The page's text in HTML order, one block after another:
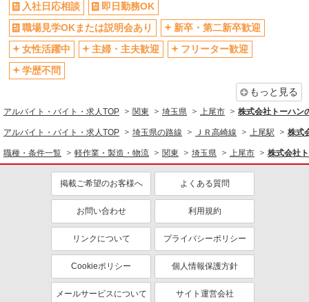
埼玉県上尾市／最寄駅：丸山（埼玉県）駅、沼
南駅 ◆マイカー通勤OK！ ≪車通勤可≫ ◆敷
地内に無料駐車場あり◎
キープ 詳細を見る
派遣社員
パーソルテンプスタッフ株式会社 フィールドワーク東日本CC/26-
0603809
カ★機械の洗浄・整備サポート
時給1500円
埼玉県上尾市／最寄駅：丸山（埼玉県）駅、沼
南駅 ◆マイカー通勤OK！ ≪車通勤可≫ ◆敷
地内に無料駐車場あり◎
キープ 詳細を見る
パーソルフィールドスタッフ株式会社 千葉・埼玉コーディネートセ
食品包装フィルム加工機の製造作業
同じ特徴から求人を探す
ボーナス・賞与あり
交通費支給
社会保険あり
入社日応相談
即日勤務OK
職場見学OKまたは説明会あり
新卒・第二新卒歓迎
女性活躍中
主婦・主夫歓迎
フリーター歓迎
学歴不問
もっと見る
アルバイト・バイト・求人TOP 関東 埼玉県 上尾市 株式会社トーハン
アルバイト・バイト・求人TOP 埼玉県の路線 ＪＲ高崎線 上尾駅 株式
職種・条件一覧 軽作業・製造・物流 関東 埼玉県 上尾市 株式会社
掲載ご希望のお客様へ よくある質問
お問い合わせ 利用規約
リンクについて プライバシーポリシー
Cookieポリシー 個人情報保護方針
メールサービスについて サイト運営会社